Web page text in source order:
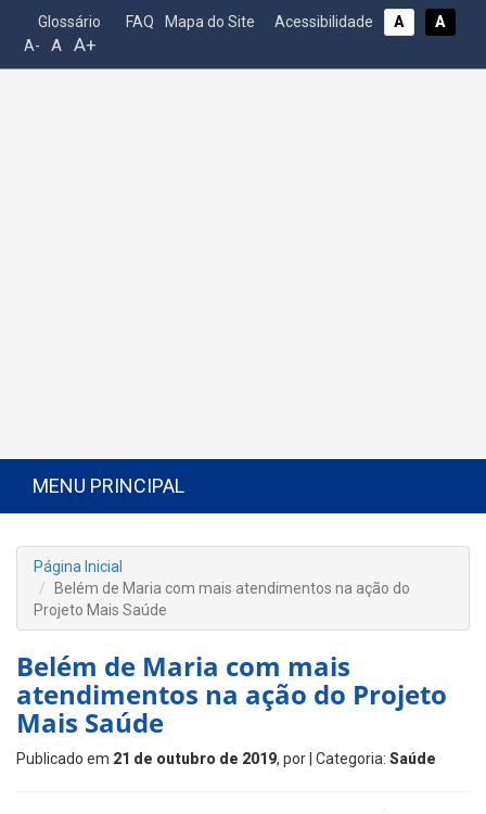
Glossário FAQ Mapa do Site Acessibilidade A
A
A-
A A+
MENU PRINCIPAL
Página Inicial
Belém de Maria com mais atendimentos na ação do
Projeto Mais Saúde
Belém de Maria com mais
atendimentos na ação do Projeto
Mais Saúde
Publicado em 21 de outubro de 2019, por | Categoria: Saúde